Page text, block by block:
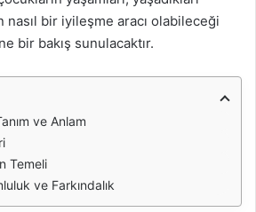
bir iyileşme aracı olabileceği
bir bakış sunulacaktır.
ve Anlam
Temeli
ve Farkındalık